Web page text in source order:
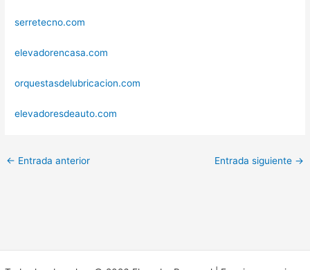
serretecno.com
elevadorencasa.com
orquestasdelubricacion.com
elevadoresdeauto.com
← Entrada anterior Entrada siguiente →